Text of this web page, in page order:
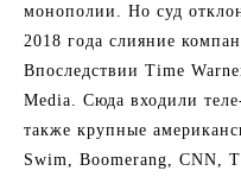
монополии. Но суд
2018 года слияние
Впоследствии Time
Media. Сюда входили
также крупные
Swim, Boomerang, CNN,